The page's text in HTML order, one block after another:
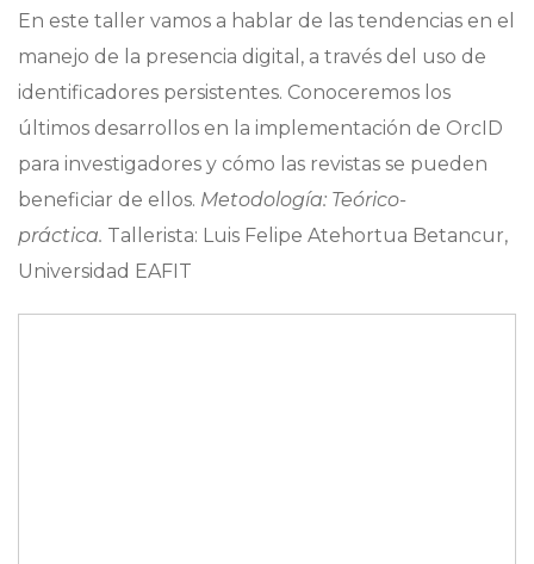
En este taller vamos a hablar de las tendencias en el
manejo de la presencia digital, a través del uso de
identificadores persistentes. Conoceremos los
últimos desarrollos en la implementación de OrcID
para investigadores y cómo las revistas se pueden
beneficiar de ellos. Metodología: Teórico-
práctica. Tallerista: Luis Felipe Atehortua Betancur,
Universidad EAFIT